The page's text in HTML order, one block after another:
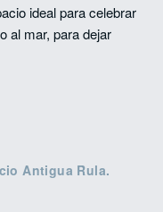
ideal para celebrar
al mar, para dejar
Antigua Rula.